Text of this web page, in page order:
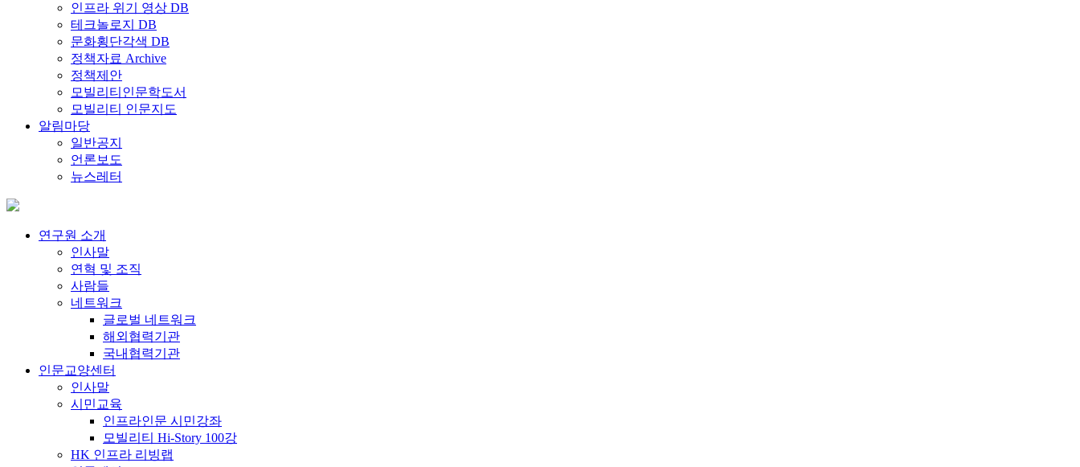
인프라 위기 영상 DB
테크놀로지 DB
문화횡단각색 DB
정책자료 Archive
정책제안
모빌리티인문학도서
모빌리티 인문지도
알림마당
일반공지
언론보도
뉴스레터
연구원 소개
인사말
연혁 및 조직
사람들
네트워크
글로벌 네트워크
해외협력기관
국내협력기관
인문교양센터
인사말
시민교육
인프라인문 시민강좌
모빌리티 Hi-Story 100강
HK 인프라 리빙랩